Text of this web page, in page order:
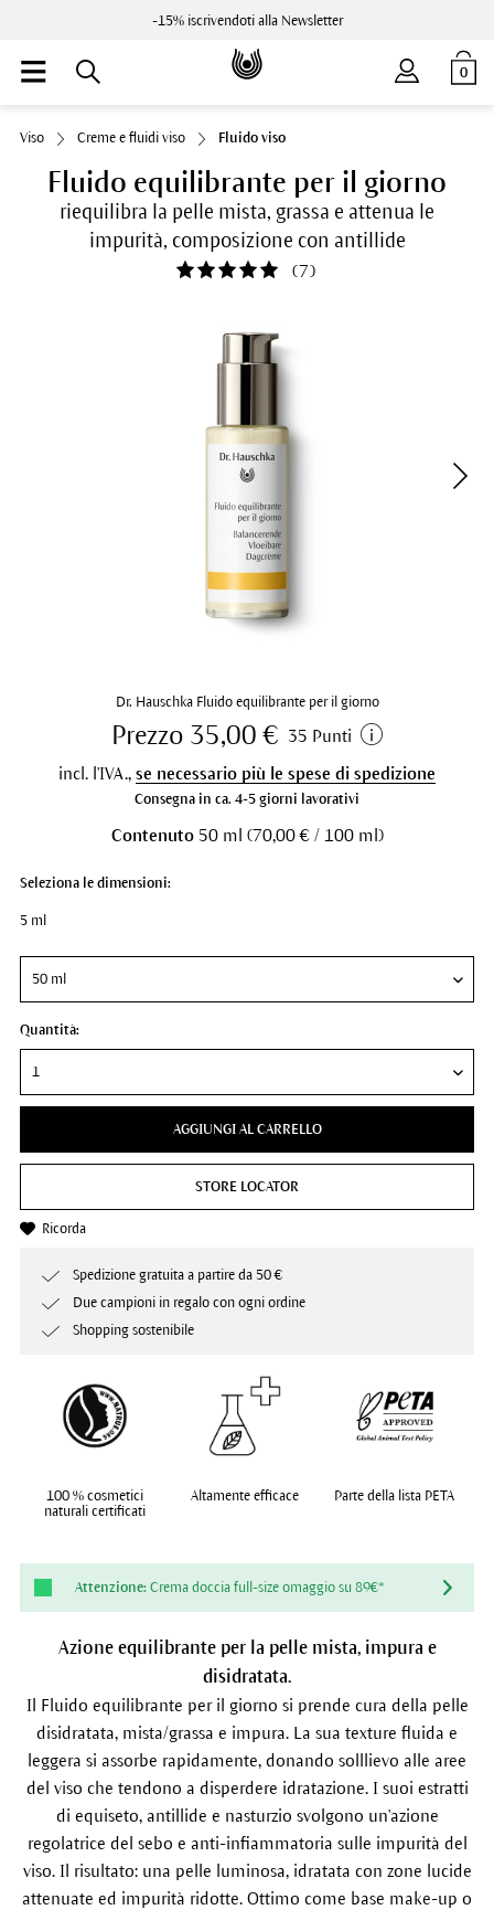
-15% iscrivendoti alla Newsletter
0
Viso Creme e fluidi viso Fluido viso
Fluido equilibrante per il giorno
riequilibra la pelle mista, grassa e attenua le
impurità, composizione con antillide
(7)
Azione equilibrante per la pelle mista, impura e
disidratata.
Il Fluido equilibrante per il giorno si prende cura della pelle
disidratata, mista/grassa e impura. La sua texture fluida e
leggera si assorbe rapidamente, donando solllievo alle aree
del viso che tendono a disperdere idratazione. I suoi estratti
di equiseto, antillide e nasturzio svolgono un'azione
regolatrice del sebo e anti-infiammatoria sulle impurità del
viso. Il risultato: una pelle luminosa, idratata con zone lucide
attenuate ed impurità ridotte. Ottimo come base make-up o
Dr. Hauschka Fluido equilibrante per il giorno
Prezzo 35,00 € 35 Punti
incl. l'IVA., se necessario più le spese di spedizione
Consegna in ca. 4-5 giorni lavorativi
Contenuto50 ml (70,00 € / 100 ml)
Seleziona le dimensioni:
5 ml
Quantità:
AGGIUNGI AL CARRELLO
STORE LOCATOR
Ricorda
Spedizione gratuita a partire da 50 €
Due campioni in regalo con ogni ordine
Shopping sostenibile
100 % cosmetici
naturali certificati
Altamente efficace Parte della lista PETA
Attenzione: Crema doccia full-size omaggio su 89€*